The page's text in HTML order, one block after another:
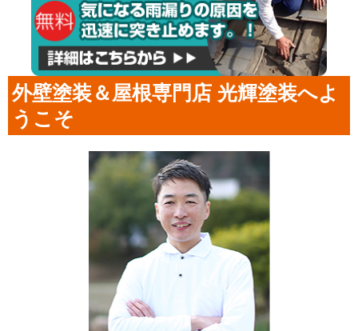
外壁塗装＆屋根専門店 光輝塗装へよ
うこそ